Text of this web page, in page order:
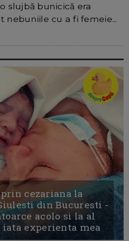
slujbă bunicică era
nebuniile cu a fi femeie...
cezariana la
din Bucuresti -
acolo si la al
experienta mea